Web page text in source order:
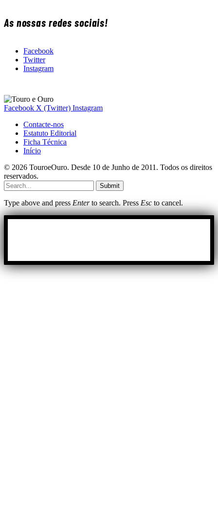
As nossas redes sociais!
Facebook
Twitter
Instagram
Facebook X (Twitter) Instagram
Contacte-nos
Estatuto Editorial
Ficha Técnica
Início
© 2026 TouroeOuro. Desde 10 de Junho de 2011. Todos os direitos
reservados.
Submit
Type above and press Enterto search. Press Esc to cancel.